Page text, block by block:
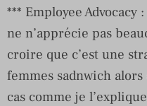
*** Employee Advocacy
ne n’apprécie pas
croire que c’est une
femmes sadnwich alors
cas comme je